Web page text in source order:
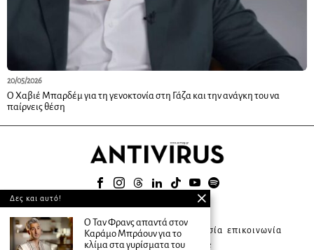
20/05/2026
Ο Χαβιέ Μπαρδέμ για τη γενοκτονία στη Γάζα και την ανάγκη του να
παίρνεις θέση
© 2025
about ANTIVIRUS συνδρομητική υπηρεσία επικοινωνία
διαφήμιση terms of use
Δες και αυτό!
Ο Ταν Φρανς απαντά στον
Καράμο Μπράουν για το
κλίμα στα γυρίσματα του